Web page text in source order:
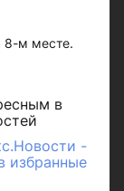
8-м месте.
в
-
избранные